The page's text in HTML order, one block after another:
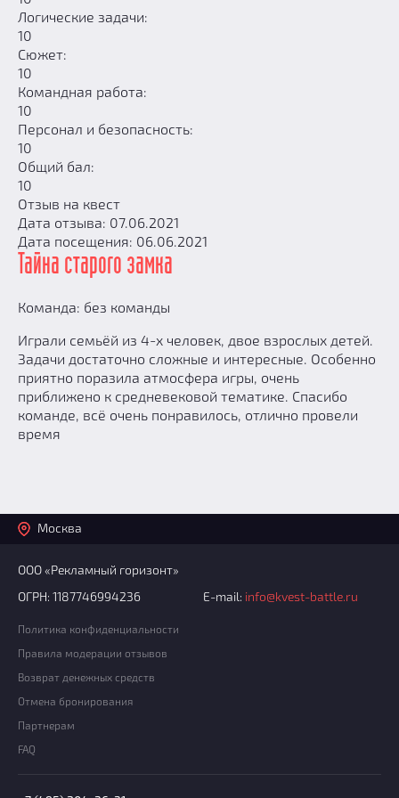
Логические задачи:
10
Сюжет:
10
Командная работа:
10
Персонал и безопасность:
10
Общий бал:
10
Отзыв на квест
Дата отзыва: 07.06.2021
Дата посещения: 06.06.2021
Тайна старого замка
Команда: без команды
Играли семьёй из 4-х человек, двое взрослых детей.
Задачи достаточно сложные и интересные. Особенно
приятно поразила атмосфера игры, очень
приближено к средневековой тематике. Спасибо
команде, всё очень понравилось, отлично провели
время
Москва
ООО «Рекламный горизонт»
ОГРН: 1187746994236
E-mail: info@kvest-battle.ru
Политика конфиденциальности
Правила модерации отзывов
Возврат денежных средств
Отмена бронирования
Партнерам
FAQ